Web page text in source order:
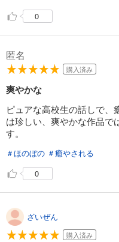
0
匿名
購入済み
爽やかな
ピュアな高校生の話しで、
は珍しい、爽やかな作品で
す。
＃ほのぼの ＃癒やされる
0
ざいぜん
購入済み